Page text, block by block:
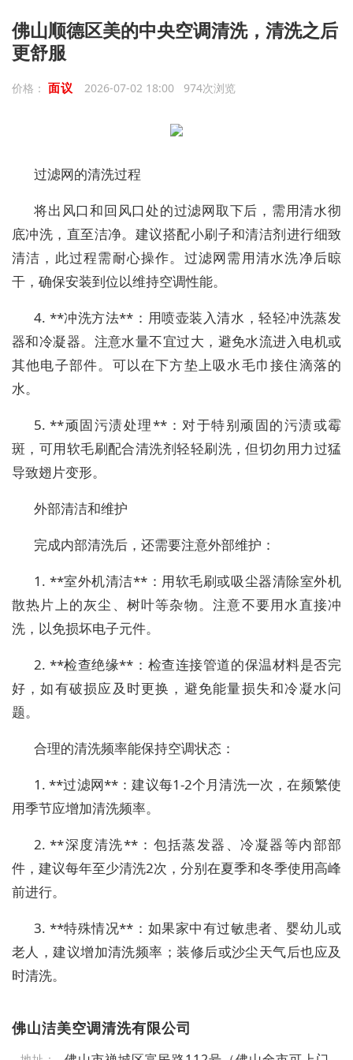
佛山顺德区美的中央空调清洗，清洗之后
更舒服
价格： 面议 2026-07-02 18:00 974次浏览
过滤网的清洗过程
将出风口和回风口处的过滤网取下后，需用清水彻
底冲洗，直至洁净。建议搭配小刷子和清洁剂进行细致
清洁，此过程需耐心操作。过滤网需用清水洗净后晾
干，确保安装到位以维持空调性能。
4. **冲洗方法**：用喷壶装入清水，轻轻冲洗蒸发
器和冷凝器。注意水量不宜过大，避免水流进入电机或
其他电子部件。可以在下方垫上吸水毛巾接住滴落的
水。
5. **顽固污渍处理**：对于特别顽固的污渍或霉
斑，可用软毛刷配合清洗剂轻轻刷洗，但切勿用力过猛
导致翅片变形。
外部清洁和维护
完成内部清洗后，还需要注意外部维护：
1. **室外机清洁**：用软毛刷或吸尘器清除室外机
散热片上的灰尘、树叶等杂物。注意不要用水直接冲
洗，以免损坏电子元件。
2. **检查绝缘**：检查连接管道的保温材料是否完
好，如有破损应及时更换，避免能量损失和冷凝水问
题。
合理的清洗频率能保持空调状态：
1. **过滤网**：建议每1-2个月清洗一次，在频繁使
用季节应增加清洗频率。
2. **深度清洗**：包括蒸发器、冷凝器等内部部
件，建议每年至少清洗2次，分别在夏季和冬季使用高峰
前进行。
3. **特殊情况**：如果家中有过敏患者、婴幼儿或
老人，建议增加清洗频率；装修后或沙尘天气后也应及
时清洗。
佛山洁美空调清洗有限公司